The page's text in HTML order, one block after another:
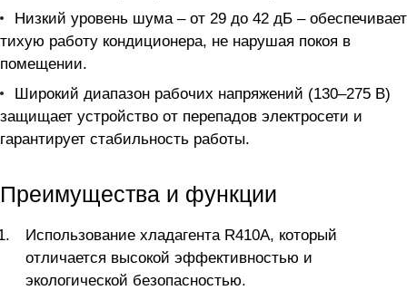
Низкий уровень шума – от 29 до 42 дБ – обеспечивает
тихую работу кондиционера, не нарушая покоя в
помещении.
Широкий диапазон рабочих напряжений (130–275 В)
защищает устройство от перепадов электросети и
гарантирует стабильность работы.
Преимущества и функции
Использование хладагента R410A, который
отличается высокой эффективностью и
экологической безопасностью.